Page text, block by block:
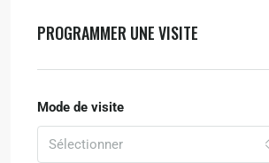
PROGRAMMER UNE VISITE
Mode de visite
Sélectionner